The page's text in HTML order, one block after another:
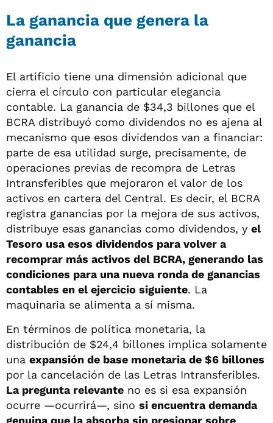
La ganancia que genera la
ganancia
El artificio tiene una dimensión adicional que
cierra el círculo con particular elegancia
contable. La ganancia de $34,3 billones que el
BCRA distribuyó como dividendos no es ajena al
mecanismo que esos dividendos van a financiar:
parte de esa utilidad surge, precisamente, de
operaciones previas de recompra de Letras
Intransferibles que mejoraron el valor de los
activos en cartera del Central. Es decir, el BCRA
registra ganancias por la mejora de sus activos,
distribuye esas ganancias como dividendos, y el
Tesoro usa esos dividendos para volver a
recomprar más activos del BCRA, generando las
condiciones para una nueva ronda de ganancias
contables en el ejercicio siguiente. La
maquinaria se alimenta a sí misma.
En términos de política monetaria, la
distribución de $24,4 billones implica solamente
una expansión de base monetaria de $6 billones
por la cancelación de las Letras Intransferibles.
La pregunta relevante no es si esa expansión
ocurre —ocurrirá—, sino si encuentra demanda
genuina que la absorba sin presionar sobre